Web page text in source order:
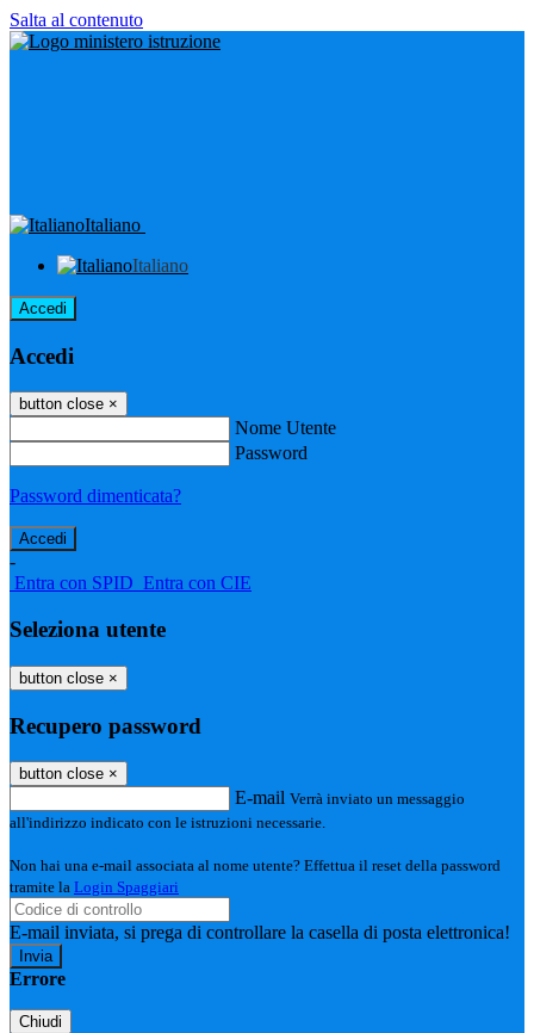
Salta al contenuto
Italiano
Italiano
Accedi
Accedi
button close ×
Nome Utente
Password
Password dimenticata?
-
Entra con SPID Entra con CIE
Seleziona utente
button close ×
Recupero password
button close ×
E-mail Verrà inviato un messaggio
all'indirizzo indicato con le istruzioni necessarie.
Non hai una e-mail associata al nome utente? Effettua il reset della password
tramite la Login Spaggiari
E-mail inviata, si prega di controllare la casella di posta elettronica!
Errore
Chiudi